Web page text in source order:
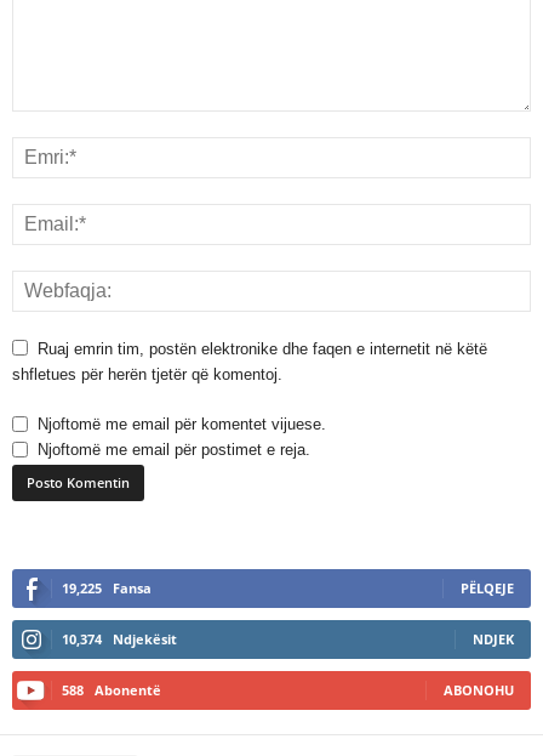
Ruaj emrin tim, postën elektronike dhe faqen e internetit në këtë
shfletues për herën tjetër që komentoj.
Njoftomë me email për komentet vijuese.
Njoftomë me email për postimet e reja.
19,225 Fansa PËLQEJE
10,374 Ndjekësit NDJEK
588 Abonentë ABONOHU